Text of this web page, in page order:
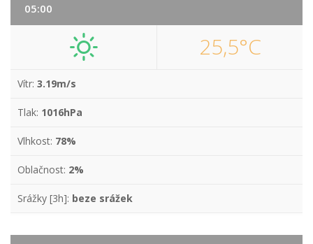
05:00
25,5°C
Vítr: 3.19m/s
Tlak: 1016hPa
Vlhkost: 78%
Oblačnost: 2%
Srážky [3h]: beze srážek